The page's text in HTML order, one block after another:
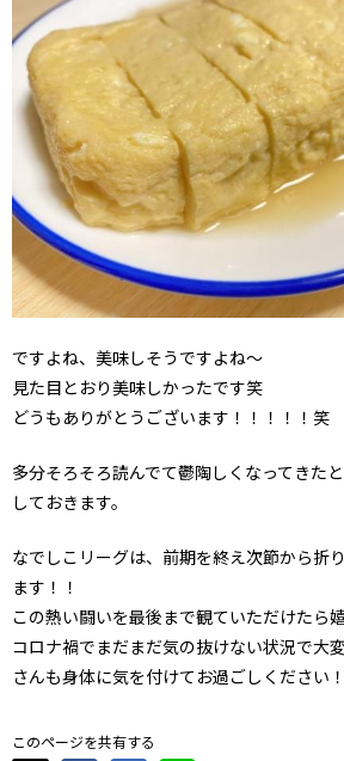
ですよね、美味しそうですよね〜
見た目とおり美味しかったです笑
どうもありがとうございます！！！！！笑
多分そろそろ読んでて鬱陶しくなってきた
しておきます。
なでしこリーグは、前期を終え次節から折
ます！！
この熱い闘いを最後まで観ていただけたら
コロナ禍でまだまだ気の抜けない状況で大
さんも身体に気を付けてお過ごしください！
このページを共有する